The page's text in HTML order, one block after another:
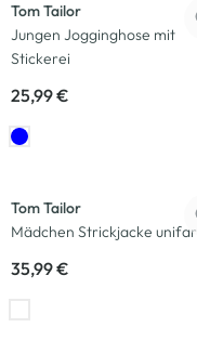
Tom Tailor
Jungen Jogginghose mit
Stickerei
25,99 €
Tom Tailor
Mädchen Strickjacke
35,99 €